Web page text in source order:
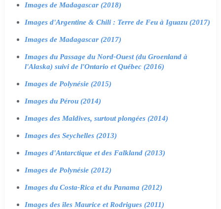
Images de Madagascar (2018)
Images d'Argentine & Chili : Terre de Feu à Iguazu (2017)
Images de Madagascar (2017)
Images du Passage du Nord-Ouest (du Groenland à
l'Alaska) suivi de l'Ontario et Québec (2016)
Images de Polynésie (2015)
Images du Pérou (2014)
Images des Maldives, surtout plongées (2014)
Images des Seychelles (2013)
Images d'Antarctique et des Falkland (2013)
Images de Polynésie (2012)
Images du Costa-Rica et du Panama (2012)
Images des îles Maurice et Rodrigues (2011)